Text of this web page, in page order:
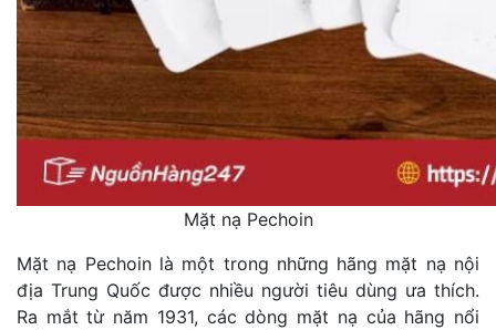
Mặt nạ Pechoin
Mặt nạ Pechoin là một trong những hãng mặt nạ nội
địa Trung Quốc được nhiều người tiêu dùng ưa thích.
Ra mắt từ năm 1931, các dòng mặt nạ của hãng nổi